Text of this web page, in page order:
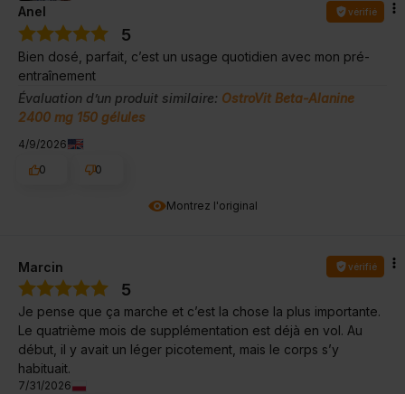
Montrez l'original
Anel vérifié
5
Bien dosé, parfait, c’est un usage quotidien avec mon pré-
entraînement
Évaluation d’un produit similaire: OstroVit Beta-Alanine
2400 mg 150 gélules
4/9/2026
0
0
Marcin vérifié
5
Je pense que ça marche et c’est la chose la plus importante.
Le quatrième mois de supplémentation est déjà en vol. Au
début, il y avait un léger picotement, mais le corps s’y
habituait.
7/31/2026